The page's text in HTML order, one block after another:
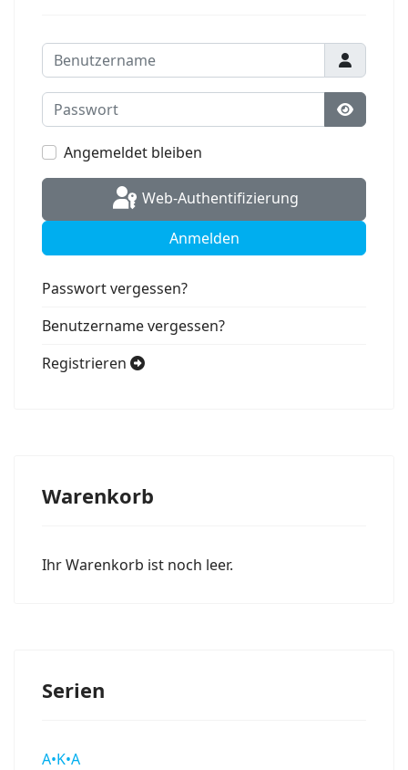
Benutzername
Passwort
Angemeldet bleiben
Web-Authentifizierung
Anmelden
Passwort vergessen?
Benutzername vergessen?
Registrieren
Warenkorb
Ihr Warenkorb ist noch leer.
Serien
A•K•A